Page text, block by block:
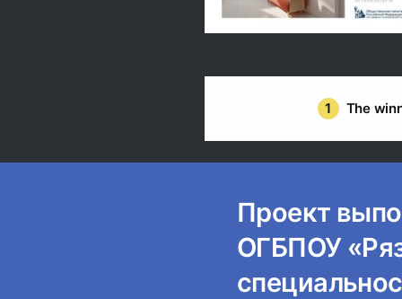
1 The
Проект
ОГБПОУ